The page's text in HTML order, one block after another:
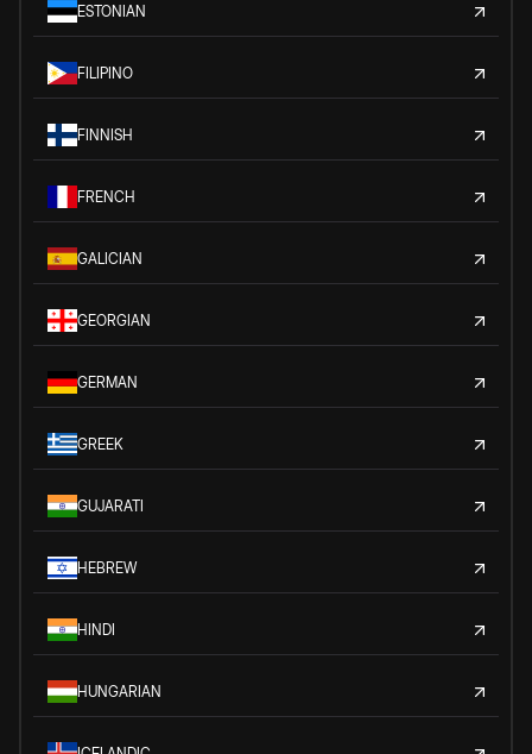
ESTONIAN
FILIPINO
FINNISH
FRENCH
GALICIAN
GEORGIAN
GERMAN
GREEK
GUJARATI
HEBREW
HINDI
HUNGARIAN